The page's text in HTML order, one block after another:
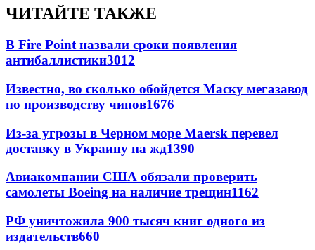
ЧИТАЙТЕ ТАКЖЕ
В Fire Point назвали сроки появления
антибаллистики3012
Известно, во сколько обойдется Маску мегазавод
по производству чипов1676
Из-за угрозы в Черном море Maersk перевел
доставку в Украину на жд1390
Авиакомпании США обязали проверить
самолеты Boeing на наличие трещин1162
РФ уничтожила 900 тысяч книг одного из
издательств660